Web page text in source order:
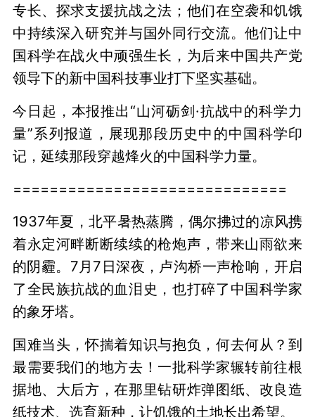
专长、探求支援抗战之法；他们在空袭和饥饿
中持续深入研究并与国外同行交流。他们让中
国科学在战火中顽强生长，为后来中国共产党
领导下的新中国科技事业打下坚实基础。
今日起，本报推出“山河砺剑·抗战中的科学力
量”系列报道，展现那段历史中的中国科学印
记，延续那段穿越烽火的中国科学力量。
==============================
1937年夏，北平暑热蒸腾，偶尔拂过的凉风携
着永定河畔断断续续的枪炮声，带来山雨欲来
的阴霾。7月7日深夜，卢沟桥一声枪响，开启
了全民族抗战的血泪史，也打碎了中国科学家
的象牙塔。
国难当头，怀揣着知识与抱负，何去何从？到
最需要我们的地方去！一批科学家辗转前往根
据地、大后方，在那里钻研炸弹图纸、改良造
纸技术、选育新种，让饥饿的土地长出希望。